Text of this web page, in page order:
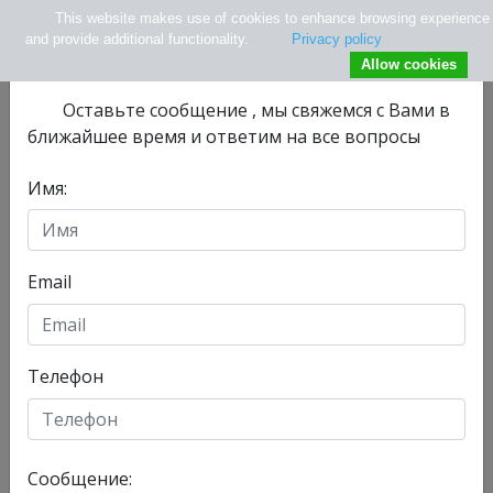
info@tlv.hospital
Главная
Не нашли нужной информации ?
Оставьте сообщениe , мы свяжемся с Вами в
ближайшее время и ответим на все вопросы
Имя:
Email
Телефон
Сообщение:
This website makes use of cookies to enhance browsing experience
and provide additional functionality.
Privacy policy
Allow cookies